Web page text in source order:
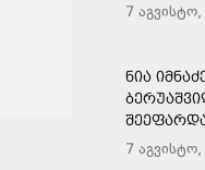
7
ᲜᲘᲐ
7